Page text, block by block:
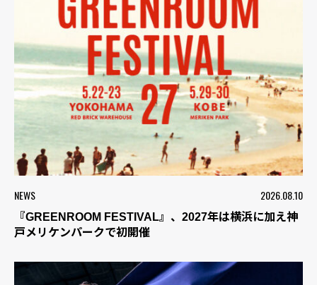
NEWS 2026.08.10
『GREENROOM FESTIVAL』、2027年は横浜に加え神
戸メリケンパークで初開催